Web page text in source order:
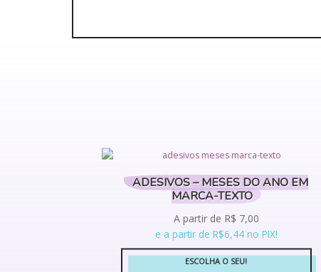
ADESIVOS – MESES DO ANO EM
MARCA-TEXTO
A partir de R$ 7,00
e a partir de R$6,44 no PIX!
ESCOLHA O SEU!